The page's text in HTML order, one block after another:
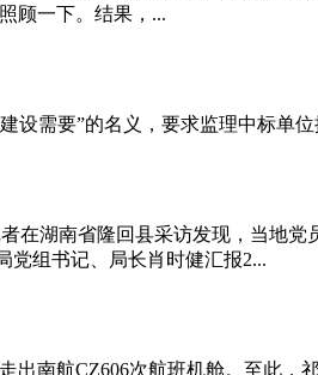
顾一下。结果，...
需要”的名义，要求监理中标单位
湖南省隆回县采访发现，当地党
组书记、局长肖时健汇报2...
南航CZ606次航班机舱。至此，